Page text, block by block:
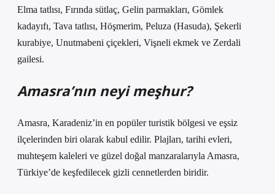
Elma tatlısı, Fırında sütlaç, Gelin parmakları, Gömlek
kadayıfı, Tava tatlısı, Höşmerim, Peluza (Hasuda), Şekerli
kurabiye, Unutmabeni çiçekleri, Vişneli ekmek ve Zerdali
gailesi.
Amasra’nın neyi meşhur?
Amasra, Karadeniz’in en popüler turistik bölgesi ve eşsiz
ilçelerinden biri olarak kabul edilir. Plajları, tarihi evleri,
muhteşem kaleleri ve güzel doğal manzaralarıyla Amasra,
Türkiye’de keşfedilecek gizli cennetlerden biridir.